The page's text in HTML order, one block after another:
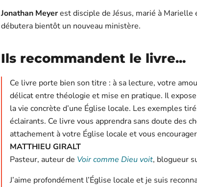
Jonathan Meyerest disciple de Jésus, marié à
débutera bientôt un nouveau ministère.
Ils recommandent le livre...
Ce livre porte bien son titre : à sa lecture, votre
délicat entre théologie et mise en pratique. Il
la vie concrète d’une Église locale. Les exemples
éclairants. Ce livre vous apprendra sans doute des
attachement à votre Église locale et vous
MATTHIEU GIRALT
Pasteur, auteur de Voir comme Dieu voit, blogueur
J’aime profondément l’Église locale et je suis